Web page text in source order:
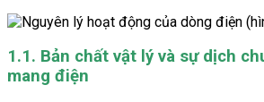
1.1. Bản chất vật lý và sự dịch
mang điện